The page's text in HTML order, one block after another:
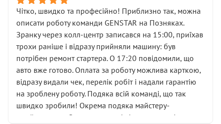
ущільнювачів.
Що прикро — це не перший мій візит. Раніше міняв у
вас стартер, і тоді сервіс наче справив хороше
враження. Але згодом знайшов декілька гайок під
лобовим склом. Мені пояснили, що це “старі гайки, які
відкручували”, і попросили не хвилюватися. ( надіюсь
новий власник, не застяг в полі))
Але після нинішнього візиту такі дрібниці вже не
здаються дрібницями.
Я — клієнт, який працює на довірі, і саме її цей сервіс
Чітко, швидко та професійно! Приблизно так, можна
описати роботу команди GENSTAR на Позняках.
Зранку через колл-центр записався на 15:00, приїхав
трохи раніше і відразу прийняли машину: був
потрібен ремонт стартера. О 17:20 повідомили, що
авто вже готово. Оплата за роботу можлива карткою,
відразу видали чек, перелік робіт і надали гарантію
на зроблену роботу. Подяка всій команді, що так
швидко зробили! Окрема подяка майстеру-
приймальнику Олександру: всі чітко та по суті.